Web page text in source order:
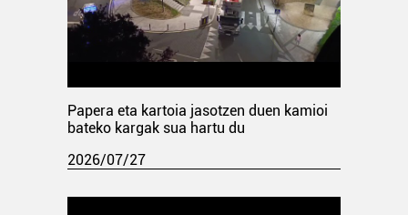
Papera eta kartoia jasotzen duen kamioi
bateko kargak sua hartu du
2026/07/27